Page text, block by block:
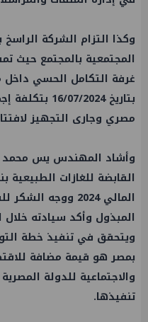
وكذا التزام الشركة
المجتمعية بالمجتمع حيث
غرفة التكامل الحسي داخل
مصري وجارى التجهيز
وأشاد المهندس يس محمد
القابضة للغازات الطبيعية
المالي 2024
المبذول وأكد سيادته
ويتحقق في تنفيذ خطة
بمصر هو قيمة مضافة
والاجتماعية للدولة
تنفيذها.